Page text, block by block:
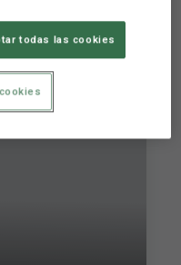
al
todas las cookies